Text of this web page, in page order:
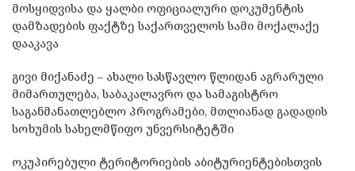
მოსყიდვისა და ყალბი ოფიციალური დოკუმენტის
დამზადების ფაქტზე საქართველოს სამი მოქალაქე
დააკავა
გივი მიქანაძე – ახალი სასწავლო წლიდან აგრარული
მიმართულება, საბაკალავრო და სამაგისტრო
საგანმანათლებლო პროგრამები, მთლიანად გადადის
სოხუმის სახელმწიფო უნვერსიტეტში
ოკუპირებული ტერიტორიების აბიტურიენტებისთვის